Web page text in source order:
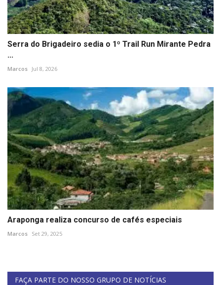
Serra do Brigadeiro sedia o 1º Trail Run Mirante Pedra
...
Marcos Jul 8, 2026
Araponga realiza concurso de cafés especiais
Marcos Set 29, 2025
FAÇA PARTE DO NOSSO GRUPO DE NOTÍCIAS